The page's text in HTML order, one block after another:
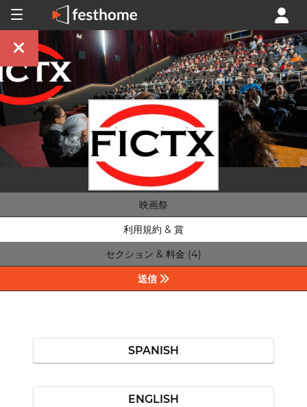
映画祭
利用規約 & 賞
セクション & 料金 (4)
送信
SPANISH
ENGLISH